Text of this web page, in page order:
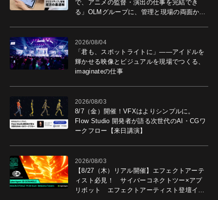
で、アニメの監督・演出の仕事を完結でき
る」OLMグループに、管理と現場の両面から
2026/08/04
「君も、スポットライトに」――アイドルを
輝かせる映像とビジュアルを現場でつくる、
imaginateの仕事
2026/08/03
8/7（金）開催！VFXはよりシンプルに。
Flow Studio 開発者が語る次世代のAI・CGワ
ークフロー【来日講演】
2026/08/03
【8/27（木）リアル開催】エフェクトアーテ
ィスト必見！ サイバーコネクトツー×アプ
リボット エフェクトアーティスト登壇イベ